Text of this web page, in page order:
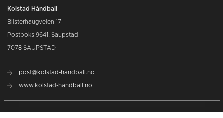
Kolstad Håndball
Blisterhaugveien 17
Postboks 9641, Saupstad
7078 SAUPSTAD
post@kolstad-handball.no
www.kolstad-handball.no